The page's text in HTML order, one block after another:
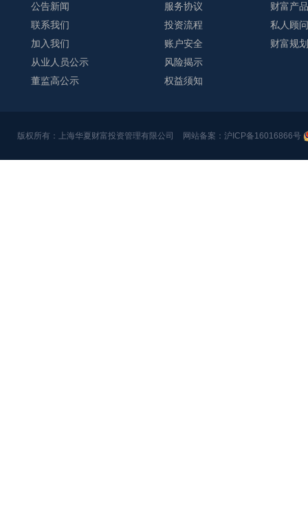
公告新闻
联系我们
加入我们
从业人员公示
董监高公示
服务协议
投资流程
账户安全
风险揭示
权益须知
财富产品
私人顾问
财富规划
版权所有：上海华夏财富投资管理有限公司 网站备案：沪ICP备16016866号